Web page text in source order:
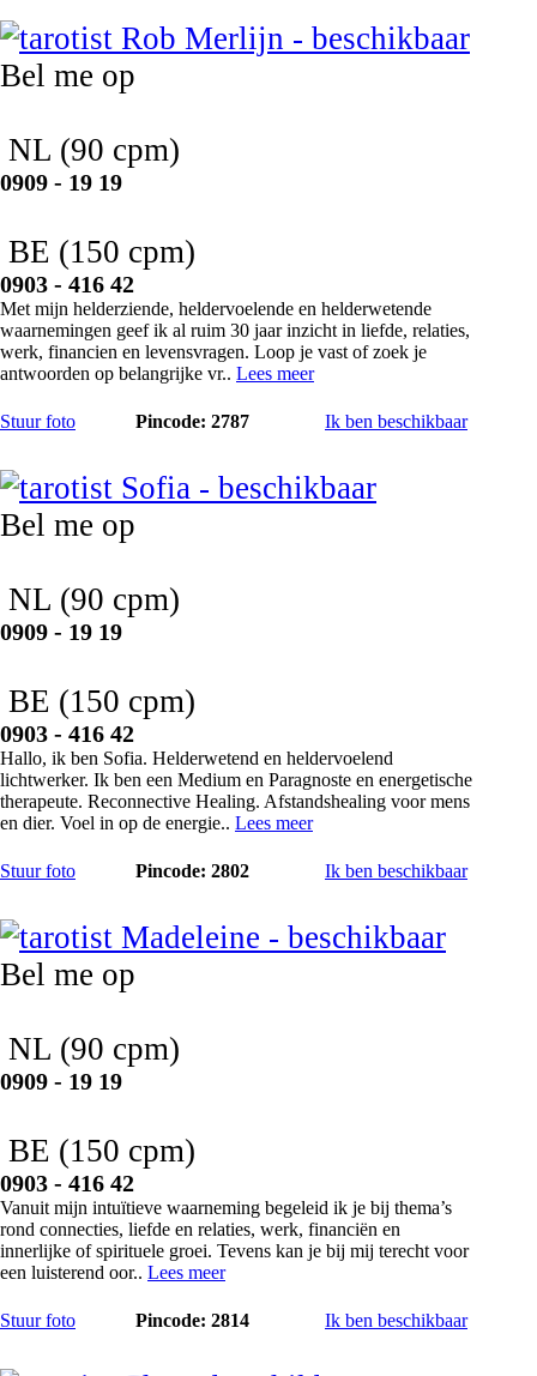
Bel me op
NL (90 cpm)
0909 - 19 19
BE (150 cpm)
0903 - 416 42
Met mijn helderziende, heldervoelende en helderwetende
waarnemingen geef ik al ruim 30 jaar inzicht in liefde, relaties,
werk, financien en levensvragen. Loop je vast of zoek je
antwoorden op belangrijke vr.. Lees meer
Stuur foto Pincode: 2787 Ik ben beschikbaar
Bel me op
NL (90 cpm)
0909 - 19 19
BE (150 cpm)
0903 - 416 42
Hallo, ik ben Sofia. Helderwetend en heldervoelend
lichtwerker. Ik ben een Medium en Paragnoste en energetische
therapeute. Reconnective Healing. Afstandshealing voor mens
en dier. Voel in op de energie.. Lees meer
Stuur foto Pincode: 2802 Ik ben beschikbaar
Bel me op
NL (90 cpm)
0909 - 19 19
BE (150 cpm)
0903 - 416 42
Vanuit mijn intuïtieve waarneming begeleid ik je bij thema’s
rond connecties, liefde en relaties, werk, financiën en
innerlijke of spirituele groei. Tevens kan je bij mij terecht voor
een luisterend oor.. Lees meer
Stuur foto Pincode: 2814 Ik ben beschikbaar